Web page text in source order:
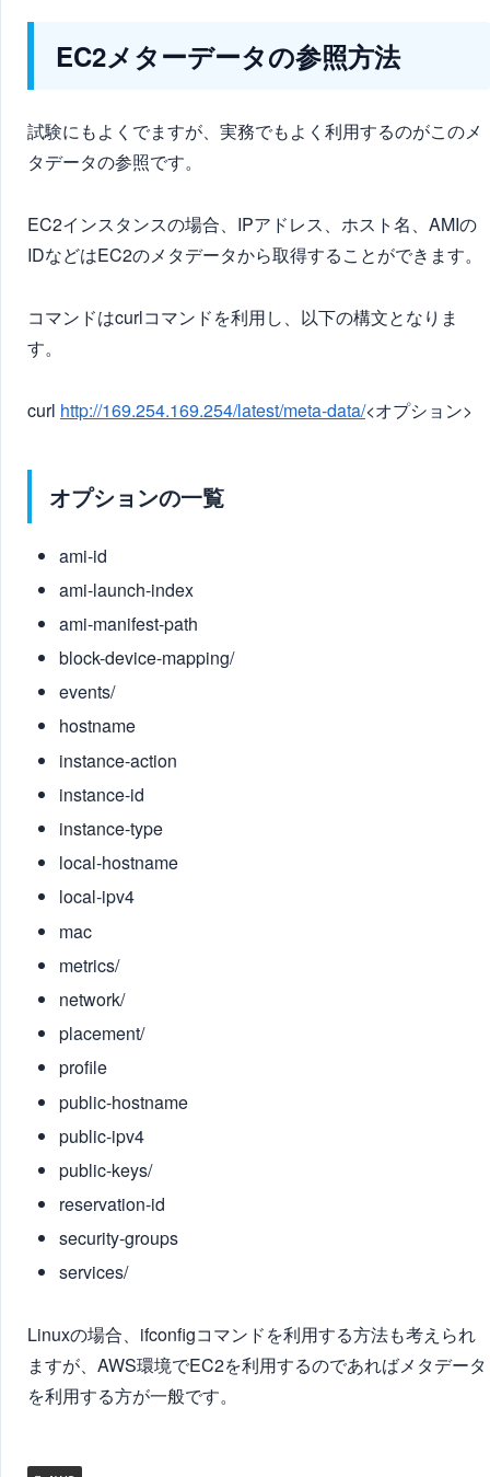
EC2メターデータの参照方法
試験にもよくでますが、実務でもよく利用するのがこのメ
タデータの参照です。
EC2インスタンスの場合、IPアドレス、ホスト名、AMIの
IDなどはEC2のメタデータから取得することができます。
コマンドはcurlコマンドを利用し、以下の構文となりま
す。
curl http://169.254.169.254/latest/meta-data/<オプション>
オプションの一覧
ami-id
ami-launch-index
ami-manifest-path
block-device-mapping/
events/
hostname
instance-action
instance-id
instance-type
local-hostname
local-ipv4
mac
metrics/
network/
placement/
profile
public-hostname
public-ipv4
public-keys/
reservation-id
security-groups
services/
Linuxの場合、ifconfigコマンドを利用する方法も考えられ
ますが、AWS環境でEC2を利用するのであればメタデータ
を利用する方が一般です。